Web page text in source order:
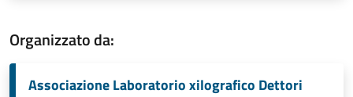
Organizzato da:
Associazione Laboratorio xilografico Dettori